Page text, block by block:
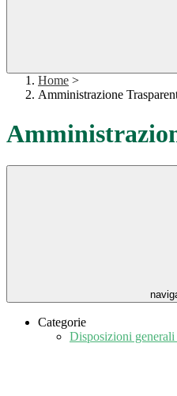
Home >
Amministrazione
Categorie
Disposizioni generali